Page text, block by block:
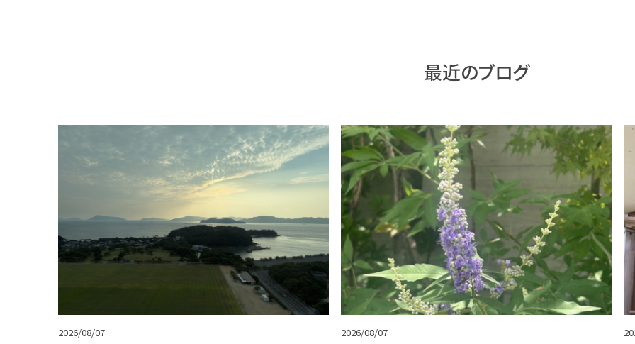
最近のブログ
2026/08/07 2026/08/07